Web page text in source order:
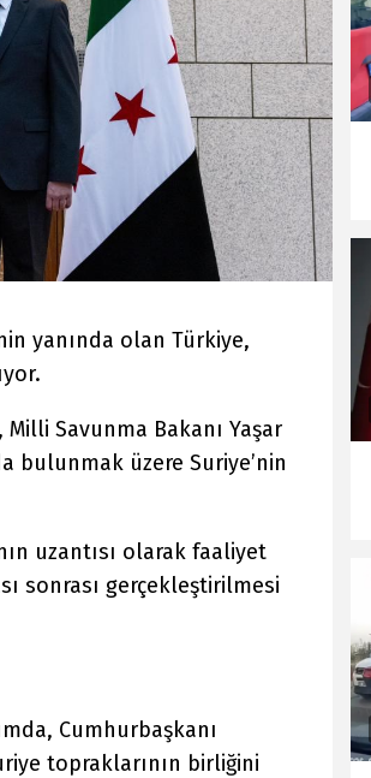
yanında olan Türkiye,
Savunma Bakanı Yaşar
bulunmak üzere Suriye’nin
uzantısı olarak faaliyet
sonrası gerçekleştirilmesi
Cumhurbaşkanı
topraklarının birliğini